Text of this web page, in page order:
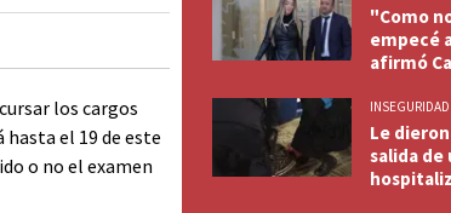
los cargos
hasta el 19 de este
o no el examen
"Como
empecé
afirmó
INSEGURIDAD
Le
salida